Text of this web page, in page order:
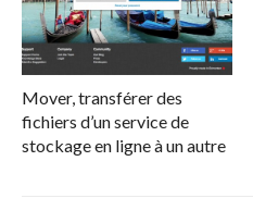
Mover, transférer des
fichiers d’un service de
stockage en ligne à un autre